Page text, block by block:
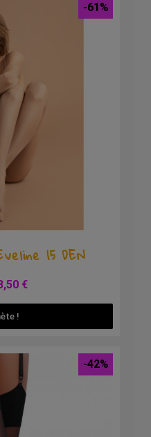
-61%
15 DEN
€
!
-42%